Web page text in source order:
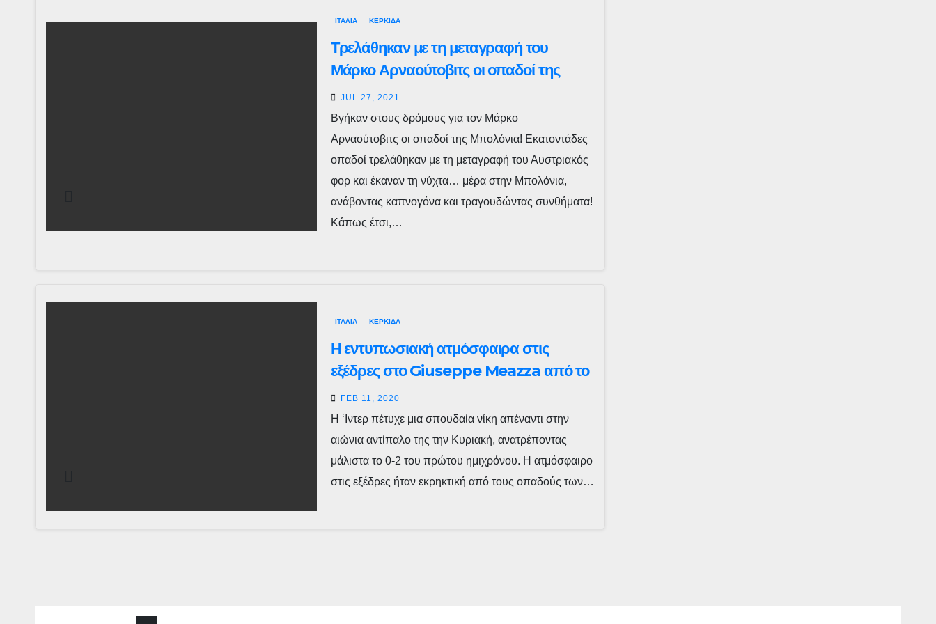
ΙΤΑΛΙΑ ΚΕΡΚΙΔΑ
Τρελάθηκαν με τη μεταγραφή του
Μάρκο Αρναούτοβιτς οι οπαδοί της
Μπολόνια
JUL 27, 2021
Βγήκαν στους δρόμους για τον Μάρκο
Αρναούτοβιτς οι οπαδοί της Μπολόνια! Εκατοντάδες
οπαδοί τρελάθηκαν με τη μεταγραφή του Αυστριακός
φορ και έκαναν τη νύχτα… μέρα στην Μπολόνια,
ανάβοντας καπνογόνα και τραγουδώντας συνθήματα!
Κάπως έτσι,…
ΙΤΑΛΙΑ ΚΕΡΚΙΔΑ
Η εντυπωσιακή ατμόσφαιρα στις
εξέδρες στο Giuseppe Meazza από το
Ίντερ-Μίλαν
FEB 11, 2020
Η ‘Ιντερ πέτυχε μια σπουδαία νίκη απέναντι στην
αιώνια αντίπαλο της την Κυριακή, ανατρέποντας
μάλιστα το 0-2 του πρώτου ημιχρόνου. Η ατμόσφαιρο
στις εξέδρες ήταν εκρηκτική από τους οπαδούς των…